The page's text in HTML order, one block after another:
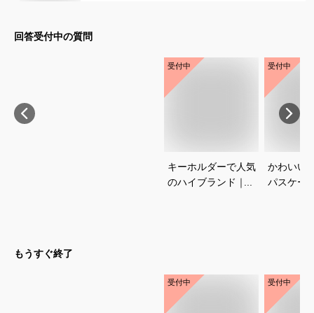
回答受付中の質問
受付中
キーホルダーで人気
のハイブランド｜プ
受付中
かわいい
パスケー
もうすぐ終了
受付中 受付中